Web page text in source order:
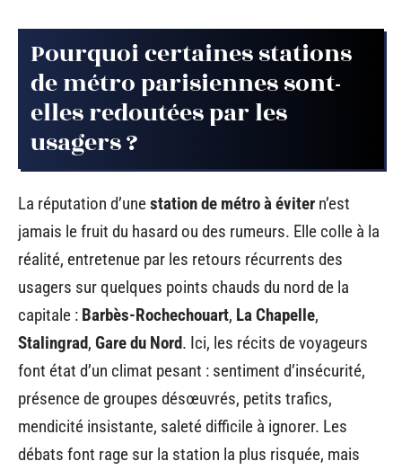
Pourquoi certaines stations
de métro parisiennes sont-
elles redoutées par les
usagers ?
La réputation d’unestation de métro à éviter n’est
jamais le fruit du hasard ou des rumeurs. Elle colle à la
réalité, entretenue par les retours récurrents des
usagers sur quelques points chauds du nord de la
capitale : Barbès-Rochechouart, La Chapelle,
Stalingrad, Gare du Nord. Ici, les récits de voyageurs
font état d’un climat pesant : sentiment d’insécurité,
présence de groupes désœuvrés, petits trafics,
mendicité insistante, saleté difficile à ignorer. Les
débats font rage sur la station la plus risquée, mais